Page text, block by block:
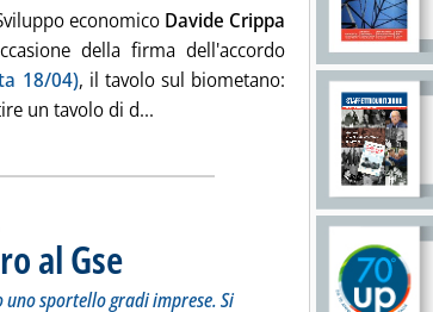
economico Davide Crippa
della firma dell'accordo
18/04), il tavolo sul biometano:
un tavolo di d... Leggi tutta la notizia: '“Dal
al Gse . Sottotitolo: Verrà anche aggiornata l'interfaccia
. Pubblicata venerdì 19 aprile 2019 alle 13.28.
sportello gradi imprese. Si